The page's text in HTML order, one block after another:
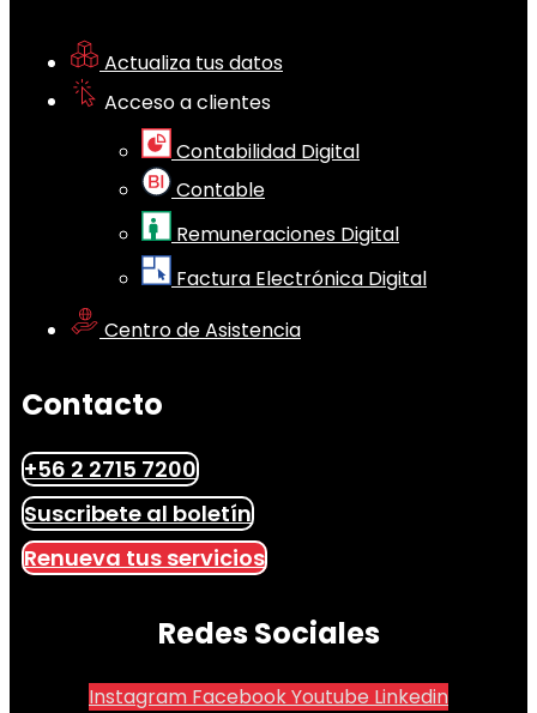
Actualiza tus datos
Acceso a clientes
Contabilidad Digital
Contable
Remuneraciones Digital
Factura Electrónica Digital
Centro de Asistencia
Contacto
+56 2 2715 7200
Suscribete al boletín
Renueva tus servicios
Redes Sociales
Instagram FacebookYoutube Linkedin